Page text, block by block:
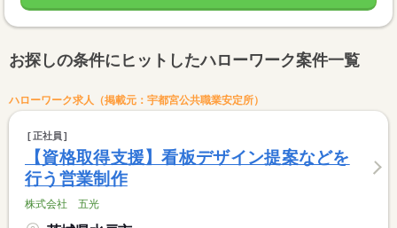
お探しの条件にヒットしたハローワーク案件一覧
ハローワーク求人（掲載元：宇都宮公共職業安定所）
正社員
【資格取得支援】看板デザイン提案などを
行う営業制作
株式会社 五光